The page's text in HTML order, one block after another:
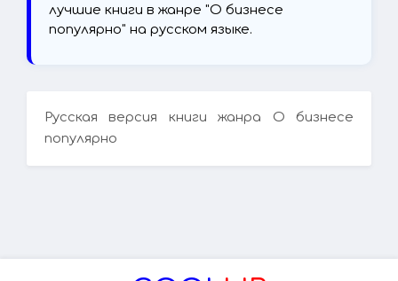
лучшие книги в жанре "О бизнесе
популярно" на русском языке.
Русская версия книги жанра О бизнесе
популярно